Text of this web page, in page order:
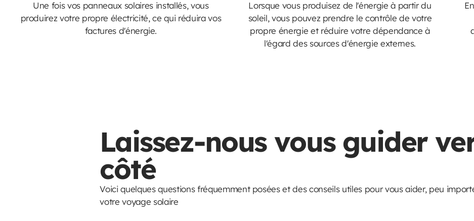
Une fois vos panneaux solaires installés, vous
produirez votre propre électricité, ce qui réduira vos
factures d'énergie.
Lorsque vous produisez de l'énergie à partir du
soleil, vous pouvez prendre le contrôle de votre
propre énergie et réduire votre dépendance à
l'égard des sources d'énergie externes.
Laissez-nous vous guider
côté
Voici quelques questions fréquemment posées et des conseils utiles pour vous aider, peu
votre voyage solaire